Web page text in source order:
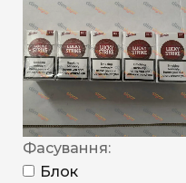
Фасування:
Блок